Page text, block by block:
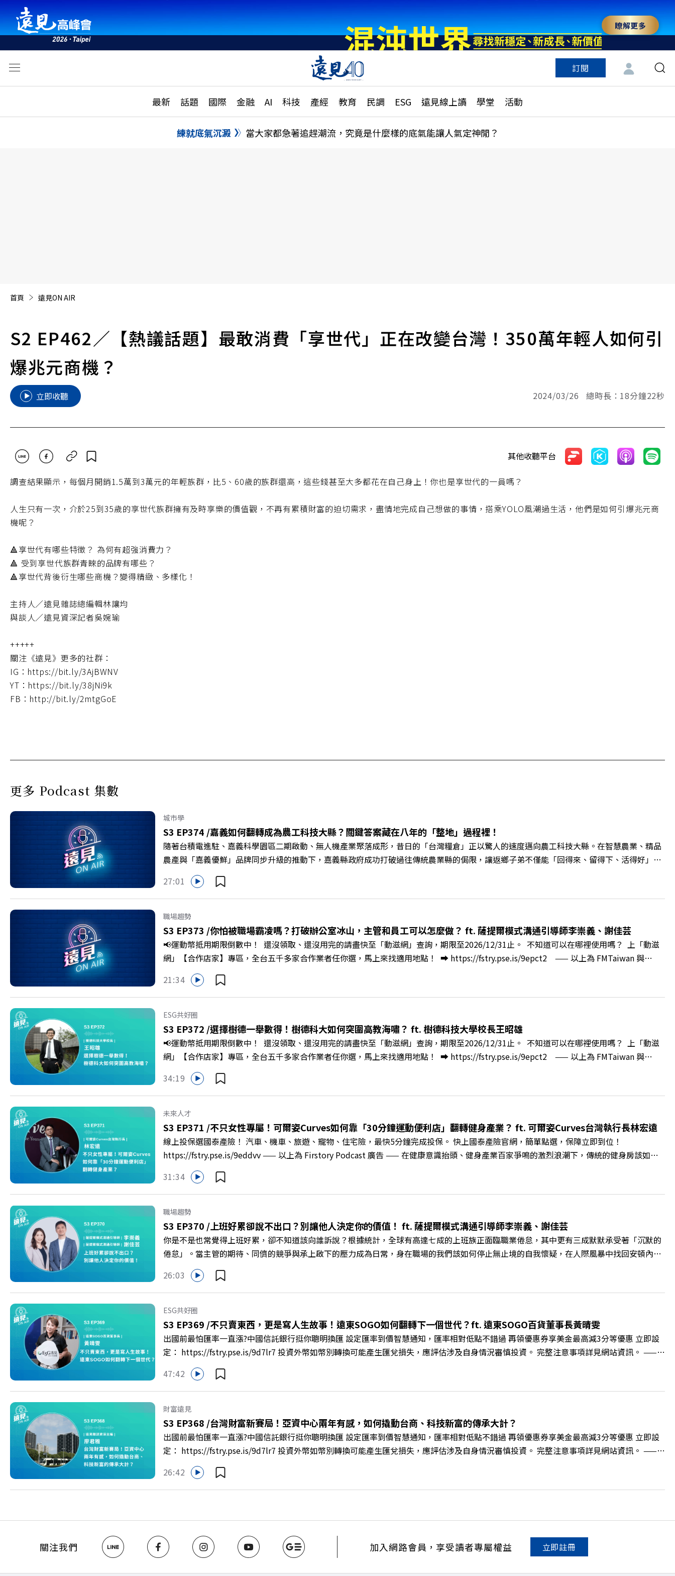
瞭解更多
訂閱
最新 話題 國際 金融 AI 科技 產經 教育 民調 ESG 遠見線上讀 學堂 活動
活動
話題
國際
特輯
大學升學、職涯攻略
縣市施政調查全解析
民調
更多訂閱方案
特色頻道
練就底氣沉澱 當大家都急著追趕潮流，究竟是什麼樣的底氣能讓人氣定神閒？
首頁 遠見ON AIR
S2 EP462／【熱議話題】最敢消費「享世代」正在改變台灣！350萬年輕人如何引
爆兆元商機？
立即收聽 2024/03/26 總時長：18分鐘22秒
其他收聽平台
調查結果顯示，每個月開銷1.5萬到3萬元的年輕族群，比5、60歲的族群還高，這些錢甚至大多都花在自己身上！你也是享世代的一員嗎？
人生只有一次，介於25到35歲的享世代族群擁有及時享樂的價值觀，不再有累積財富的迫切需求，盡情地完成自己想做的事情，搭乘YOLO風潮過生活，他們是如何引爆兆元商
機呢？
🔺享世代有哪些特徵？ 為何有超強消費力？
🔺 受到享世代族群青睞的品牌有哪些？
🔺享世代背後衍生哪些商機？變得精緻、多樣化！
主持人／遠見雜誌總編輯林讓均
與談人／遠見資深記者吳婉瑜
+++++
關注《遠見》更多的社群：
IG：https://bit.ly/3AjBWNV
YT：https://bit.ly/38jNi9k
FB：http://bit.ly/2mtgGoE
更多 Podcast 集數
城市學
S3 EP374 /嘉義如何翻轉成為農工科技大縣？關鍵答案藏在八年的「整地」過程裡！
隨著台積電進駐、嘉義科學園區二期啟動、無人機產業聚落成形，昔日的「台灣糧倉」正以驚人的速度邁向農工科技大縣。在智慧農業、精品
農產與「嘉義優鮮」品牌同步升級的推動下，嘉義縣政府成功打破過往傳統農業縣的侷限，讓返鄉子弟不僅能「回得來、留得下、活得好」，
更為地方累積迎向黃金十年的發展動能。 本集《遠見ON AIR》邀請嘉義縣長翁章梁、立法委員蔡易餘、財信傳媒集團董事長謝金河、紙風車
劇團創辦人李永豐、以及嘉義縣人力發展所所長許喻理。帶你深入剖析《嘉義被看見了》書中收錄的八年轉型故事，讀懂這段洗天換地的歷
程，並共同看見下一個黃金十年的發展藍圖！ 🔺翁章梁縣長如何攜手團隊，在大牌林立的科技版圖中搶先卡位亞創中心？🔺品牌如何雙重升
級，化傳統作物為高價值的精品品牌？🔺如何將自身的失敗學，轉化為凝聚團隊與縣民認同感的力量？🔺在迎向黃金十年的新局下，嘉義如何
打造子弟能安心安居的未來？ 主持人／遠見雜誌副社長兼遠見智庫總編輯 李建興 與談人／嘉義縣縣長 翁章梁、立法委員 蔡易餘、財信傳媒集
團董事長 謝金河、紙風車劇團創辦人 李永豐、嘉義縣人力發展所所長 許喻理+++++🎂歡慶遠見40歲生日！手速搶下破天荒的獨家優惠
>>>https://gvmkt.pse.is/9e5pbz✨關注《遠見》更多的社群：LINE：https://reurl.cc/A4ELQpIG：https://bit.ly/3AjBWNVYT：
27:01
職場趨勢
S3 EP373 /你怕被職場霸凌嗎？打破辦公室冰山，主管和員工可以怎麼做？ ft. 薩提爾模式溝通引導師李崇義、謝佳芸
📢運動幣抵用期限倒數中！ 還沒領取、還沒用完的請盡快至「動滋網」查詢，期限至2026/12/31止。 不知道可以在哪裡使用嗎？ 上「動滋
網」【合作店家】專區，全台五千多家合作業者任你選，馬上來找適用地點！ ➡️ https://fstry.pse.is/9epct2 —— 以上為 FMTaiwan 與
Firstory Podcast 廣告 —— 你常在職場中感到焦慮、害怕犯錯，甚至覺得自己正遭受不友善的對待或霸凌嗎？當工作中的人際摩擦、怕輸怕失
敗的緊繃感成為日常，我們不能只是委屈討好或一味逃避，更需要學會看透人際互動底層的「職場冰山」。 本集《遠見 ON AIR》邀請到薩提
爾模式溝通引導師、天下文化新書《透視職場冰山》作者李崇義與謝佳芸老師，帶你透過「冰山理論」拆解職場上的對立與衝突，學會用「好
奇」代替「批判」。即使在變動快速的AI時代，也能幫自己打造不被成敗輕易定義的強韌自我。 🔺 職場衝突與霸凌從何而來？🔺 如何用「冰
山對話」看穿主管焦慮，將對立化為合作？🔺 怎麼做到「好奇少一點、批判少一點」？🔺 面對AI時代的職涯焦慮，如何把自我價值打分權拿回
手裡？ +++++📓《透視職場冰山》新書介紹>>>https://bookzone.cwgv.com.tw/book/BWL108🎂歡慶遠見40歲生日！手速搶下破天荒的獨
家優惠>>>https://gvmkt.pse.is/9e5pbz✨關注《遠見》更多的社群：LINE：https://reurl.cc/A4ELQpIG：https://bit.ly/3AjBWNVYT：
21:34
ESG共好圈
S3 EP372 /選擇樹德一舉數得！樹德科大如何突圍高教海嘯？ ft. 樹德科技大學校長王昭雄
📢運動幣抵用期限倒數中！ 還沒領取、還沒用完的請盡快至「動滋網」查詢，期限至2026/12/31止。 不知道可以在哪裡使用嗎？ 上「動滋
網」【合作店家】專區，全台五千多家合作業者任你選，馬上來找適用地點！ ➡️ https://fstry.pse.is/9epct2 —— 以上為 FMTaiwan 與
Firstory Podcast 廣告 —— 在少子化浪潮、私校面臨退場海嘯的嚴峻考驗下，南台灣的技職學校該如何轉型突圍？ 本集《遠見ON AIR》邀請
到樹德科技大學校長王昭雄，帶你解析樹德科大如何打造出兼顧學校永續發展與地方創生的技職教育新典範！ 🔺如何從「傳統私校」轉型為
「產學無縫接軌者」？ 🔺AI如何深度賦能設計與人文學科學群？ 🔺首創「菲律賓半導體專班」！驚豔科技界的國際精準育才 🔺一舉拿下4大
USR專案！深耕地方的溫暖社會責任平台 主持人／遠見雜誌副社長兼遠見智庫總編輯 李建興 與談人／樹德科技大學校長 王昭雄 +++++ 🎂歡
慶遠見40歲生日！手速搶下破天荒的獨家優惠 >>>https://gvmkt.pse.is/9e5pbz ✨關注《遠見》更多的社群： LINE：
https://reurl.cc/A4ELQp IG：https://bit.ly/3AjBWNV YT：https://bit.ly/38jNi9k Powered by Firstory Hosting
34:19
未來人才
S3 EP371 /不只女性專屬！可爾姿Curves如何靠「30分鐘運動便利店」翻轉健身產業？ ft. 可爾姿Curves台灣執行長林宏遠
線上投保選國泰產險！ 汽車、機車、旅遊、寵物、住宅險，最快5分鐘完成投保。 快上國泰產險官網，簡單點選，保障立即到位！
https://fstry.pse.is/9eddvv —— 以上為 Firstory Podcast 廣告 —— 在健康意識抬頭、健身產業百家爭鳴的激烈浪潮下，傳統的健身房該如何
轉型突圍？ 本集《遠見ON AIR》邀請到可爾姿Curves台灣執行長林宏遠，帶你解析可爾姿如何打造出兼顧健康生活與女力創業的健身新契
機！ 🔺如何從「傳統大型健身房」轉型為「社區運動便利店」？ 🔺運動如何落實最貼心的「女性專屬、零壓力」空間？ 🔺對抗肌少症、預防
高齡化！驚豔醫學界的「社會處方」 🔺超高加盟成功率！為無數女性圓夢的「女力互助與微型創業平台」 主持人／遠見雜誌副社長兼遠見智
庫總編輯 李建興 與談人／可爾姿Curves台灣執行長 林宏遠 +++++ 🫧清除腦袋的盲點，也順手理清生活的雜亂。 點開看質感養成術>>
https://gvmkt.pse.is/9al3px ✨關注《遠見》更多的社群： LINE：https://reurl.cc/A4ELQp IG：https://bit.ly/3AjBWNV YT：
https://bit.ly/38jNi9k Powered by Firstory Hosting
31:34
職場趨勢
S3 EP370 /上班好累卻說不出口？別讓他人決定你的價值！ ft. 薩提爾模式溝通引導師李崇義、謝佳芸
你是不是也常覺得上班好累，卻不知道該向誰訴說？根據統計，全球有高達七成的上班族正面臨職業倦怠，其中更有三成默默承受著「沉默的
倦怠」。當主管的期待、同儕的競爭與承上啟下的壓力成為日常，身在職場的我們該如何停止無止境的自我懷疑，在人際風暴中找回安頓內心
的力量？ 本集《遠見ON AIR》邀請新書《透視職場冰山》作者、薩提爾模式溝通引導師李崇義與謝佳芸，教你如何看穿職場底層的應對姿
態，以及在緊湊的職場節奏中，修煉安頓心法！ 🔺你的自我價值，難道只能由考績和主管來決定？ 🔺你或你的同事，正在用哪種「不一致」
的姿態應對壓力？ 🔺如何在中高壓的「三明治主管」困境中全身而退？ 主持人／遠見雜誌總編輯 林讓均 與談人／薩提爾模式溝通引導師、作
者 李崇義、謝佳芸 +++++ 🫧清除腦袋的盲點，也順手理清生活的雜亂。 點開看質感養成術>> https://gvmkt.pse.is/9al3px ✨關注《遠見》更
多的社群： LINE：https://reurl.cc/A4ELQp IG：https://bit.ly/3AjBWNV YT：https://bit.ly/38jNi9k Powered by Firstory Hosting
26:03
ESG共好圈
S3 EP369 /不只賣東西，更是寫人生故事！遠東SOGO如何翻轉下一個世代？ft. 遠東SOGO百貨董事長黃晴雯
出國前最怕匯率一直漲?中國信託銀行挺你聰明換匯 設定匯率到價智慧通知，匯率相對低點不錯過 再領優惠券享美金最高減3分等優惠 立即設
定： https://fstry.pse.is/9d7lr7 投資外幣如幣別轉換可能產生匯兌損失，應評估涉及自身情況審慎投資。 完整注意事項詳見網站資訊。 ——
以上為 Firstory Podcast 廣告 —— 在永續減碳、綠色消費與友善職場的變革浪潮下，傳統大流量、高耗能的百貨零售業該如何轉型突圍？ 本
集《遠見ON AIR》邀請到遠東SOGO百貨董事長黃晴雯，帶你解析遠東SOGO如何透過戰略布局，打造出兼顧企業獲利與社會共好的綠色零售
新契機！ 🔺如何從單純百貨專櫃轉型為有溫度的利他平台？ 🔺最難節能的零售業如何落實「EP100」能效倍增計畫？ 🔺成功推動育嬰留停、
男同仁樂意成家！驚豔業界的「生育代理人制度」 🔺最有人情味的文化橋梁！從社會創新到經典「日本展」的共好實踐 主持人／遠見雜誌副
社長兼遠見智庫總編輯 李建興 與談人／遠東SOGO百貨董事長 黃晴雯 +++++ 🫧清除腦袋的盲點，也順手理清生活的雜亂。 點開看質感養成術
>> https://gvmkt.pse.is/9al3px ✨關注《遠見》更多的社群： LINE：https://reurl.cc/A4ELQp IG：https://bit.ly/3AjBWNV YT：
https://bit.ly/38jNi9k Powered by Firstory Hosting
47:42
財富遠見
S3 EP368 /台灣財富新賽局！亞資中心兩年有感，如何撬動台商、科技新富的傳承大計？
出國前最怕匯率一直漲?中國信託銀行挺你聰明換匯 設定匯率到價智慧通知，匯率相對低點不錯過 再領優惠券享美金最高減3分等優惠 立即設
定： https://fstry.pse.is/9d7lr7 投資外幣如幣別轉換可能產生匯兌損失，應評估涉及自身情況審慎投資。 完整注意事項詳見網站資訊。 ——
以上為 Firstory Podcast 廣告 —— 如果有一天，台灣成為亞洲新一代的財富調度與資產管理重鎮，你的資產配置會怎麼變？在政府力推「亞洲
資產管理中心」政策、高雄專區成立滿週年的關鍵時刻，台灣的投信、信託與財富管理業務，正迎來史詩級的法規鬆綁與資金浪潮。 本集《遠
見ON AIR》邀請到遠見資深主編廖君雅，帶你解析這場台灣史上最大規模的財富版圖重組。 🔺資產管理大躍進！台灣憑什麼挑戰亞太金融重
一週年！如何打造在地財富生態系？ 主持人／遠見雜誌總編輯 林讓均 與談人／遠見雜誌資深主編 廖君雅 +++++ 💰更多專題導覽
關注《遠見》更多的社群： LINE：https://reurl.cc/A4ELQp IG：https://bit.ly/3AjBWNV YT：https://bit.ly/38jNi9k Powered by Firstory
Hosting
26:42
關注我們 加入網路會員，享受讀者專屬權益 立即註冊